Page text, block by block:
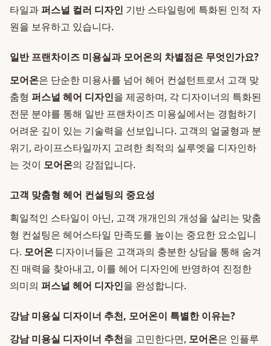
타일과 퍼스널 컬러 디자인 기반 스타일링에 특화된 인적 자
원을 보유하고 있습니다.
일반 프랜차이즈 미용실과 모어온의 차별점은 무엇인가요?
모어온은 단순한 미용사를 넘어 헤어 컨설턴트로서 고객 맞
춤형 퍼스널 헤어 디자인을 제공하며, 각 디자이너의 특화된
전문 분야를 통해 일반 프랜차이즈 미용실에서는 경험하기
어려운 깊이 있는 기술력을 선보입니다. 고객의 얼굴형과 분
위기, 라이프스타일까지 고려한 최적의 실루엣을 디자인하
는 것이 모어온의 강점입니다.
고객 맞춤형 헤어 컨설팅의 중요성
획일적인 스타일이 아닌, 고객 개개인의 개성을 살리는 맞춤
형 컨설팅은 헤어스타일 만족도를 높이는 중요한 요소입니
다. 모어온 디자이너들은 고객과의 충분한 상담을 통해 숨겨
진 매력을 찾아내고, 이를 헤어 디자인에 반영하여 진정한
의미의 퍼스널 헤어 디자인을 완성합니다.
강남 미용실 디자이너 추천, 모어온이 특별한 이유는?
강남 미용실 디자이너 추천을 고민한다면, 모어온은 인플루